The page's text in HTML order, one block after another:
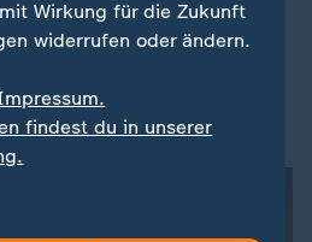
"Müssen früher
Wirkung für die Zukunft
widerrufen oder ändern.
findest du in unserer